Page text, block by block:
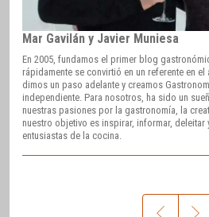
Mar Gavilán y Javier Muniesa
En 2005, fundamos el primer blog
rápidamente se convirtió en un referente en
dimos un paso adelante y creamos
independiente. Para nosotros, ha sido un
nuestras pasiones por la gastronomía, la
nuestro objetivo es inspirar, informar,
entusiastas de la cocina.